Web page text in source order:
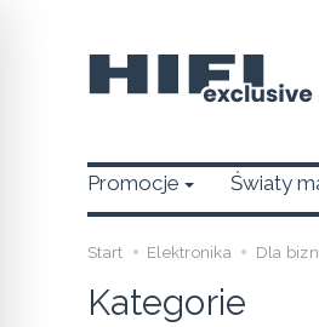
Promocje Światy
Start Elektronika Dla
Kategorie